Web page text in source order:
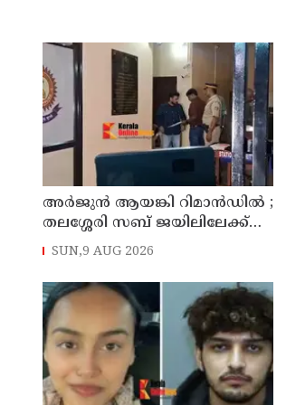
അര്‍ജുന്‍ ആയങ്കി റിമാന്‍ഡില്‍ ;
തലശ്ശേരി സബ് ജയിലിലേക്ക്
മാറ്റും
SUN,9 AUG 2026